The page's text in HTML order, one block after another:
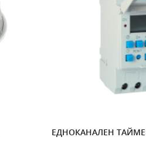
ЕДНОКАНАЛЕН ТАЙМЕР